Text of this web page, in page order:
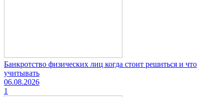
Банкротство физических лиц когда стоит решиться и что
учитывать
06.08.2026
1